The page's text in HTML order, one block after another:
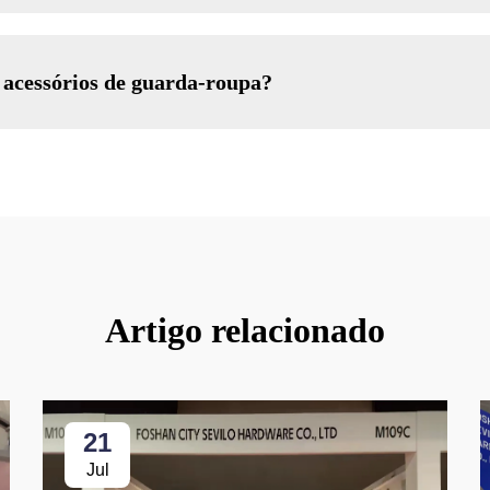
de guarda-roupa?
Artigo relacionado
21
Jul